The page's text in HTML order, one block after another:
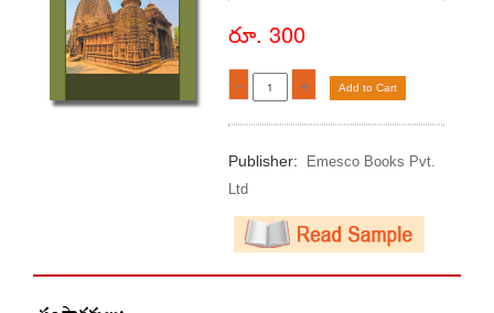
రూ. 300
- + Add to Cart
Publisher:
Emesco Books Pvt.
Ltd